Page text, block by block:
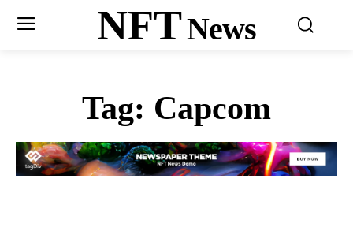
NFTNews
Tag: Capcom